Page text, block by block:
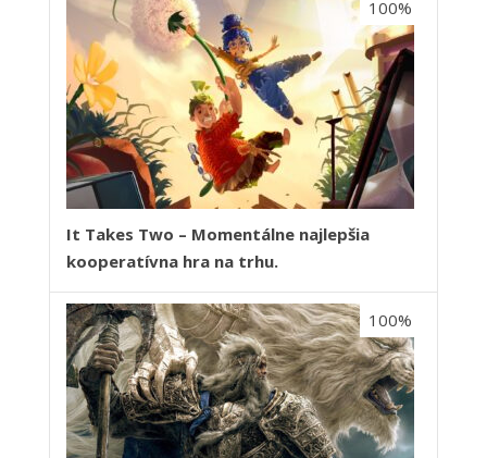
It Takes Two – Momentálne najlepšia
kooperatívna hra na trhu.
100%
100%